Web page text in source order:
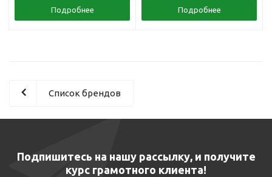
Подробнее Подробнее
Список брендов
Подпишитесь на нашу рассылку, и получите
курс грамотного клиента!